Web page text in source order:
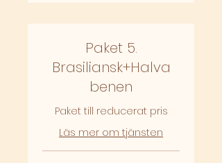
Paket 5.
Brasiliansk+Halva
benen
Paket till reducerat pris
Läs mer om tjänsten